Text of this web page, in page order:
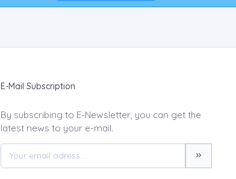
E-Mail Subscription
By subscribing to E-Newsletter, you can get the
latest news to your e-mail.